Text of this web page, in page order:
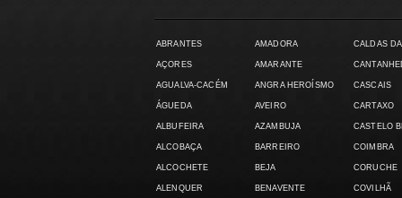
ABRANTES
AÇORES
AGUALVA-CACÉM
ÁGUEDA
ALBUFEIRA
ALCOBAÇA
ALCOCHETE
ALENQUER
AMADORA
AMARANTE
ANGRA HEROÍSMO
AVEIRO
AZAMBUJA
BARREIRO
BEJA
BENAVENTE
CALDAS
CASCAIS
CARTAXO
CASTELO
COIMBRA
CORUCHE
COVILHÃ